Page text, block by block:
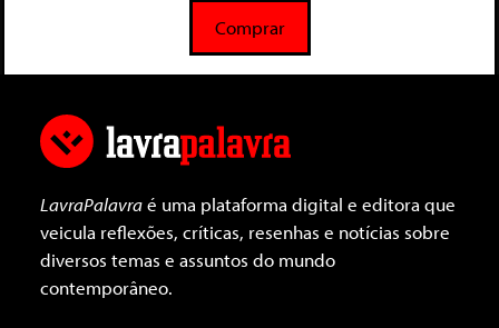
5
Comprar
LavraPalavraé uma plataforma digital e editora que
veicula reflexões, críticas, resenhas e notícias sobre
diversos temas e assuntos do mundo
contemporâneo.